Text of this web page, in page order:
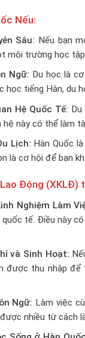
Nếu:
Sâu: Nếu bạn
môi trường học
Ngữ: Du học là
học tiếng Hàn, du
Hệ Quốc Tế:
hệ này có thể làm
Lịch: Hàn Quốc
là cơ hội để bạn
Động (XKLĐ)
Nghiệm Làm
tế. Điều này
và Sinh Hoạt:
được thu nhập
Ngữ: Làm việc
nhiều từ cách